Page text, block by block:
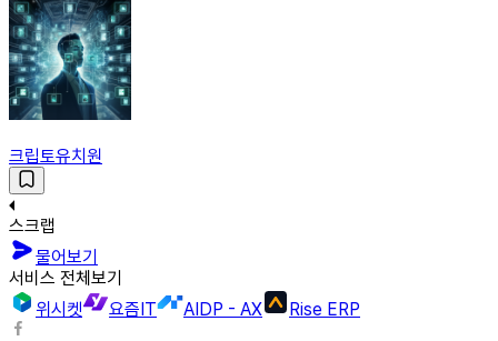
크립토유치원
스크랩
물어보기
서비스 전체보기
위시켓
요즘IT AIDP - AX Rise ERP